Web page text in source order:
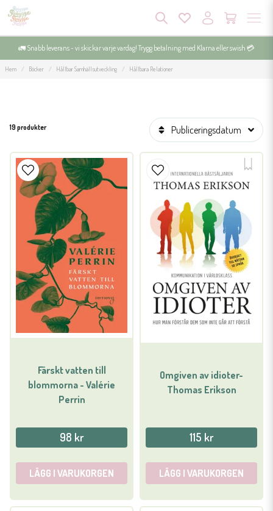
🚛 Snabb leverans - vi skickar varje vardag! Trygg betalning med Klarna eller swish 💳
Hem Böcker Hållbar Samhällsutveckling Hållbara Relationer
19 produkter Publiceringsdatum
Färskt vatten till
blommorna - Valérie
Perrin
98 kr
LÄGG I VARUKORGEN
Omgiven av idioter-
Thomas Erikson
115 kr
LÄGG I VARUKORGEN